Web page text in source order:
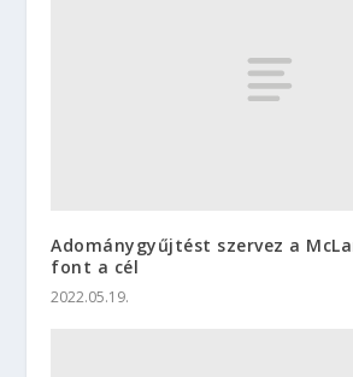
Adománygyűjtést szervez a
font a cél
2022.05.19.